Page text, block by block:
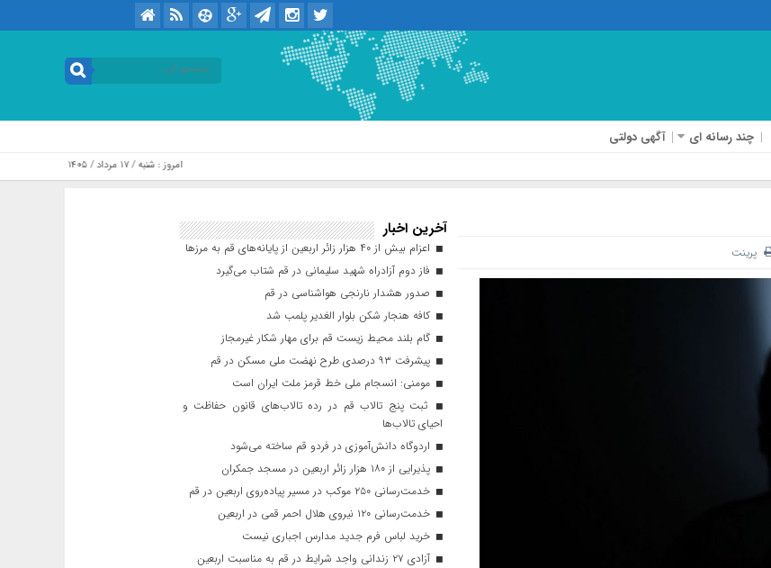
چند رسانه ای آگهی دولتی
امروز : شنبه / ۱۷ مرداد / ۱۴۰۵ .::. برابر با : Saturday, 8 August , 2026
پرینت
آخرین اخبار
اعزام بیش از ۴۰ هزار زائر اربعین از پایانه‌های قم به مرزها
فاز دوم آزادراه شهید سلیمانی در قم شتاب می‌گیرد
صدور هشدار نارنجی هواشناسی در قم
کافه هنجار شکن بلوار الغدیر پلمب شد
گام بلند محیط زیست قم برای مهار شکار غیرمجاز
پیشرفت ۹۳ درصدی طرح نهضت ملی مسکن در قم
مومنی: انسجام ملی خط قرمز ملت ایران است
ثبت پنج تالاب قم در رده تالاب‌های قانون حفاظت و
احیای تالاب‌ها
اردوگاه دانش‌آموزی در فردو قم ساخته می‌شود
پذیرایی از ۱۸۰ هزار زائر اربعین در مسجد جمکران
خدمت‌رسانی ۲۵۰ موکب در مسیر پیاده‌روی اربعین در قم
خدمت‌رسانی ۱۲۰ نیروی هلال احمر قمی در اربعین
خرید لباس فرم جدید مدارس اجباری نیست
آزادی ۲۷ زندانی واجد شرایط در قم به مناسبت اربعین